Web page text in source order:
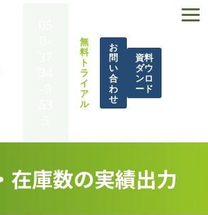
無
料
ト
ラ
イ
ア
ル
お
問
い
合
わ
せ
資料
ダウ
ンロ
ード
機能一覧
在庫数の実績出力